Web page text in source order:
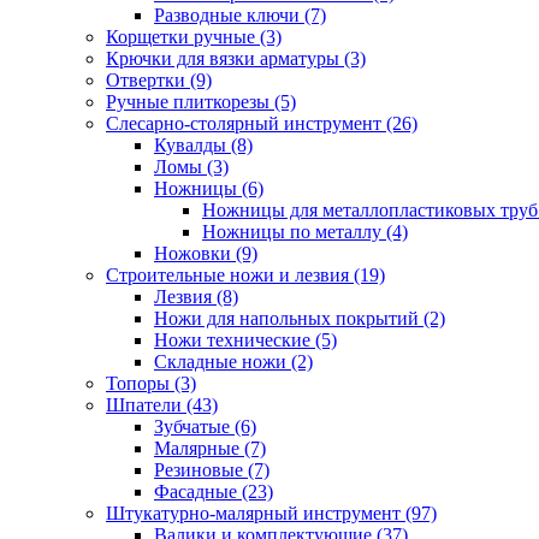
Разводные ключи (7)
Корщетки ручные (3)
Крючки для вязки арматуры (3)
Отвертки (9)
Ручные плиткорезы (5)
Слесарно-столярный инструмент (26)
Кувалды (8)
Ломы (3)
Ножницы (6)
Ножницы для металлопластиковых
Ножницы по металлу (4)
Ножовки (9)
Строительные ножи и лезвия (19)
Лезвия (8)
Ножи для напольных покрытий (2)
Ножи технические (5)
Складные ножи (2)
Топоры (3)
Шпатели (43)
Зубчатые (6)
Малярные (7)
Резиновые (7)
Фасадные (23)
Штукатурно-малярный инструмент (97)
Валики и комплектующие (37)